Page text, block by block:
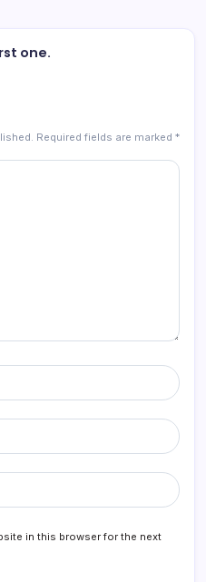
one.
Required fields are marked *
in this browser for the next